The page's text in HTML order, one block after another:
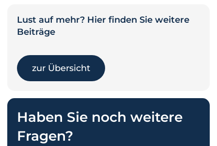
Lust auf mehr? Hier finden Sie weitere
Beiträge
zur Übersicht
Haben Sie noch weitere
Fragen?